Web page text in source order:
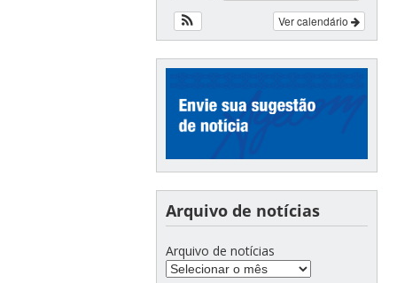
Ver calendário
Arquivo de notícias
Arquivo de notícias